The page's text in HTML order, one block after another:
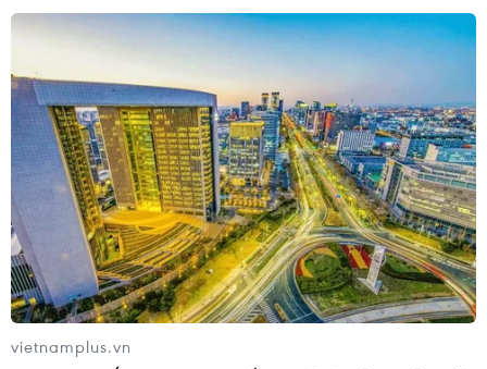
vietnamplus.vn